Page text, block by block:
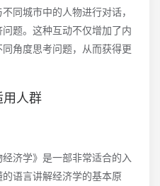
同城市中的人物进行对话，
题。这种互动不仅增加了内
角度思考问题，从而获得更
人群
济学》是一部非常适合的入
语言讲解经济学的基本原